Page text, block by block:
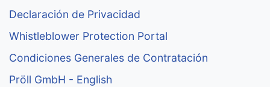
Declaración de Privacidad
Whistleblower Protection Portal
Condiciones Generales de Contratación
Pröll GmbH - English